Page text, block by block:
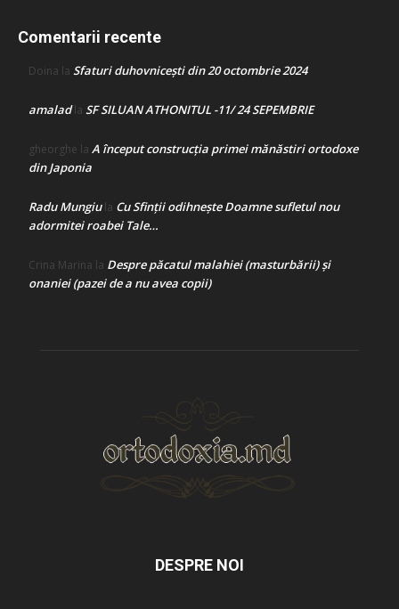
Comentarii recente
Doina la Sfaturi duhovnicești din 20 octombrie 2024
amaladla SF SILUAN ATHONITUL -11/ 24 SEPEMBRIE
gheorghe la A început construcţia primei mănăstiri ortodoxe
din Japonia
Radu Mungiula Cu Sfinții odihnește Doamne sufletul nou
adormitei roabei Tale…
Crina Marina la Despre păcatul malahiei (masturbării) şi
onaniei (pazei de a nu avea copii)
DESPRE NOI